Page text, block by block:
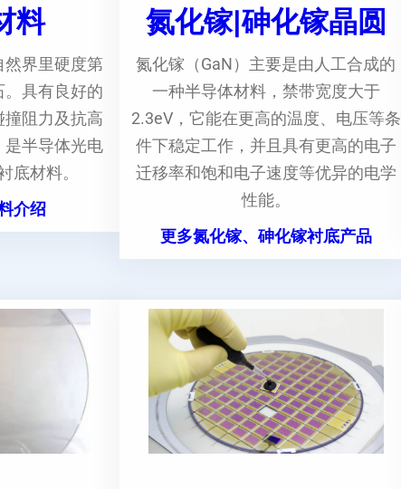
料
然界里硬度第
。具有良好的
阻力及抗高
是半导体光电
底材料。
介绍
氮化镓|砷化镓晶圆
氮化镓（GaN）主要是由人工合成的
一种半导体材料，禁带宽度大于
2.3eV，它能在更高的温度、电压等条
件下稳定工作，并且具有更高的电子
迁移率和饱和电子速度等优异的电学
性能。
更多氮化镓、砷化镓衬底产品